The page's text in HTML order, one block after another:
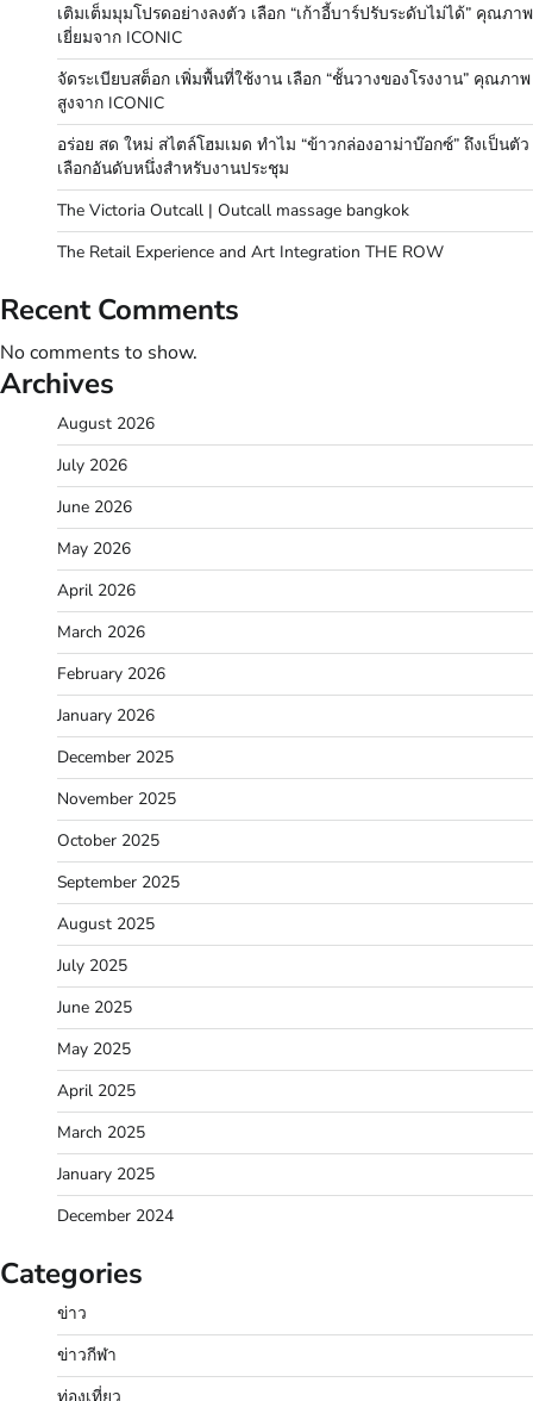
เติมเต็มมุมโปรดอย่างลงตัว เลือก “เก้าอี้บาร์ปรับระดับไม่ได้” คุณภาพ
เยี่ยมจาก ICONIC
จัดระเบียบสต็อก เพิ่มพื้นที่ใช้งาน เลือก “ชั้นวางของโรงงาน” คุณภาพ
สูงจาก ICONIC
อร่อย สด ใหม่ สไตล์โฮมเมด ทำไม “ข้าวกล่องอาม่าบ๊อกซ์” ถึงเป็นตัว
เลือกอันดับหนึ่งสำหรับงานประชุม
The Victoria Outcall | Outcall massage bangkok
The Retail Experience and Art Integration THE ROW
Recent Comments
No comments to show.
Archives
August 2026
July 2026
June 2026
May 2026
April 2026
March 2026
February 2026
January 2026
December 2025
November 2025
October 2025
September 2025
August 2025
July 2025
June 2025
May 2025
April 2025
March 2025
January 2025
December 2024
Categories
ข่าว
ข่าวกีฬา